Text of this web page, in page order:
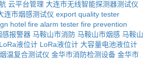
云平台管理 大连市无线智能探测器测试仪
连市烟感测试仪 export quality tester
hotel fire alarm tester fire prevention
感报警器 马鞍山市消防 马鞍山市烟感 马鞍山
液位计 LoRa液位计 大容量电池液位计
温复合测试仪 金华市消防检测设备 金华市